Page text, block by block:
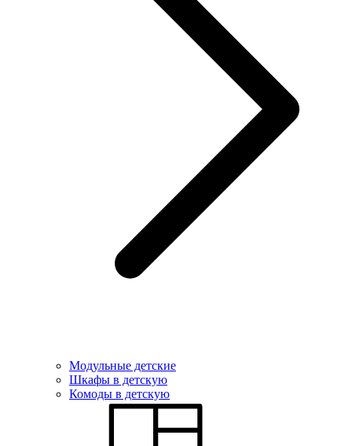
Модульные детские
Шкафы в детскую
Комоды в детскую